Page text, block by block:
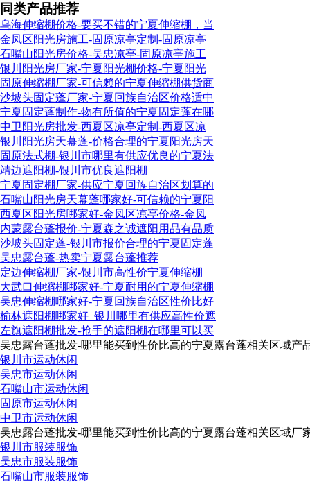
同类产品推荐
乌海伸缩棚价格-要买不错的宁夏伸缩棚，当
金凤区阳光房施工-固原凉亭定制-固原凉亭
石嘴山阳光房价格-吴忠凉亭-固原凉亭施工
银川阳光房厂家-宁夏阳光棚价格-宁夏阳光
固原伸缩棚厂家-可信赖的宁夏伸缩棚供货商
沙坡头固定蓬厂家-宁夏回族自治区价格适中
宁夏固定蓬制作-物有所值的宁夏固定蓬在哪
中卫阳光房批发-西夏区凉亭定制-西夏区凉
银川阳光房天幕蓬-价格合理的宁夏阳光房天
固原法式棚-银川市哪里有供应优良的宁夏法
靖边遮阳棚-银川市优良遮阳棚
宁夏固定棚厂家-供应宁夏回族自治区划算的
石嘴山阳光房天幕蓬哪家好-可信赖的宁夏阳
西夏区阳光房哪家好-金凤区凉亭价格-金凤
内蒙露台蓬报价-宁夏森之诚遮阳用品有品质
沙坡头固定蓬-银川市报价合理的宁夏固定蓬
吴忠露台蓬-热卖宁夏露台蓬推荐
定边伸缩棚厂家-银川市高性价宁夏伸缩棚
大武口伸缩棚哪家好-宁夏耐用的宁夏伸缩棚
吴忠伸缩棚哪家好-宁夏回族自治区性价比好
榆林遮阳棚哪家好_银川哪里有供应高性价遮
左旗遮阳棚批发-抢手的遮阳棚在哪里可以买
吴忠露台蓬批发-哪里能买到性价比高的宁夏露台蓬相关区域产
银川市运动休闲
吴忠市运动休闲
石嘴山市运动休闲
固原市运动休闲
中卫市运动休闲
吴忠露台蓬批发-哪里能买到性价比高的宁夏露台蓬相关区域厂
银川市服装服饰
吴忠市服装服饰
石嘴山市服装服饰